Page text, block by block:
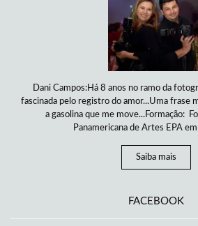
Dani Campos:Há 8 anos no ramo da
fascinada pelo registro do amor...Uma frase
a gasolina que me move...Formação:
Panamericana de Artes EPA em
Saiba mais
FACEBOOK